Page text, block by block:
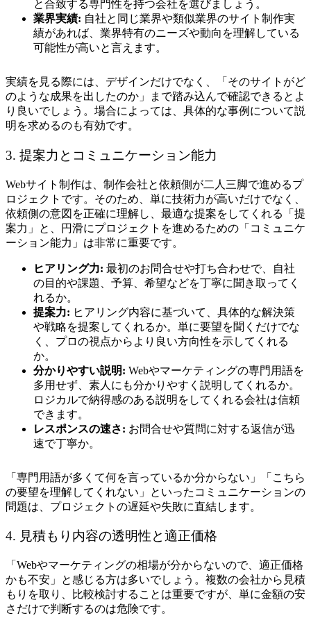
と合致する専門性を持つ会社を選びましょう。
業界実績: 自社と同じ業界や類似業界のサイト制作実
績があれば、業界特有のニーズや動向を理解している
可能性が高いと言えます。
実績を見る際には、デザインだけでなく、「そのサイトがど
のような成果を出したのか」まで踏み込んで確認できるとよ
り良いでしょう。場合によっては、具体的な事例について説
明を求めるのも有効です。
3. 提案力とコミュニケーション能力
Webサイト制作は、制作会社と依頼側が二人三脚で進めるプ
ロジェクトです。そのため、単に技術力が高いだけでなく、
依頼側の意図を正確に理解し、最適な提案をしてくれる「提
案力」と、円滑にプロジェクトを進めるための「コミュニケ
ーション能力」は非常に重要です。
ヒアリング力: 最初のお問合せや打ち合わせで、自社
の目的や課題、予算、希望などを丁寧に聞き取ってく
れるか。
提案力: ヒアリング内容に基づいて、具体的な解決策
や戦略を提案してくれるか。単に要望を聞くだけでな
く、プロの視点からより良い方向性を示してくれる
か。
分かりやすい説明: Webやマーケティングの専門用語を
多用せず、素人にも分かりやすく説明してくれるか。
ロジカルで納得感のある説明をしてくれる会社は信頼
できます。
レスポンスの速さ: お問合せや質問に対する返信が迅
速で丁寧か。
「専門用語が多くて何を言っているか分からない」「こちら
の要望を理解してくれない」といったコミュニケーションの
問題は、プロジェクトの遅延や失敗に直結します。
4. 見積もり内容の透明性と適正価格
「Webやマーケティングの相場が分からないので、適正価格
かも不安」と感じる方は多いでしょう。複数の会社から見積
もりを取り、比較検討することは重要ですが、単に金額の安
さだけで判断するのは危険です。